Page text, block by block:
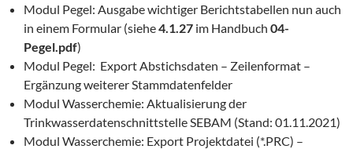
Modul Pegel: Ausgabe wichtiger Berichtstabellen nun auch
in einem Formular (siehe4.1.27 im Handbuch 04-
Pegel.pdf)
Modul Pegel: Export Abstichsdaten – Zeilenformat –
Ergänzung weiterer Stammdatenfelder
Modul Wasserchemie: Aktualisierung der
Trinkwasserdatenschnittstelle SEBAM (Stand: 01.11.2021)
Modul Wasserchemie: Export Projektdatei (*.PRC) –